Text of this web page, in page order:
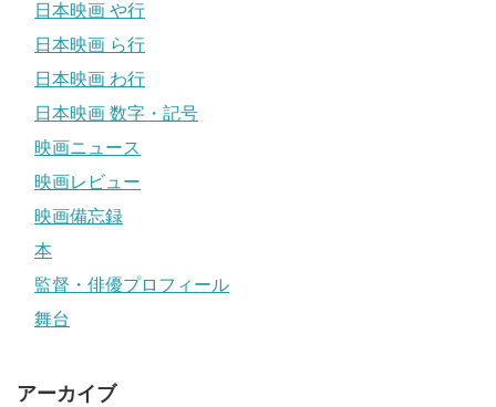
日本映画 や行
日本映画 ら行
日本映画 わ行
日本映画 数字・記号
映画ニュース
映画レビュー
映画備忘録
本
監督・俳優プロフィール
舞台
アーカイブ